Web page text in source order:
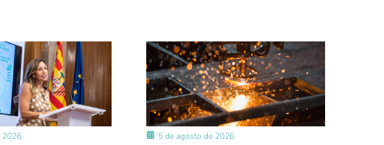
2026 5 de agosto de 2026